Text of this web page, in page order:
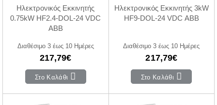
Ηλεκτρονικός Εκκινητής
0.75kW HF2.4-DOL-24 VDC
ABB
Διαθέσιμο 3 έως 10 Ημέρες
217,79€
Στο Καλάθι
Ηλεκτρονικός Εκκινητής 3kW
HF9-DOL-24 VDC ABB
Διαθέσιμο 3 έως 10 Ημέρες
217,79€
Στο Καλάθι